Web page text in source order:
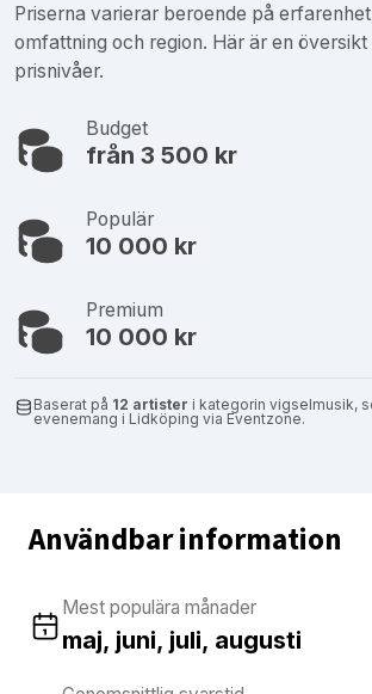
Priserna varierar beroende på
omfattning och region. Här är en
prisnivåer.
Budget
från 3 500 kr
Populär
10 000 kr
Premium
10 000 kr
Baserat på 12 artister i kategorin vigselmusik,
evenemang i Lidköping via Eventzone.
Användbar information
Mest populära månader
maj, juni, juli, augusti